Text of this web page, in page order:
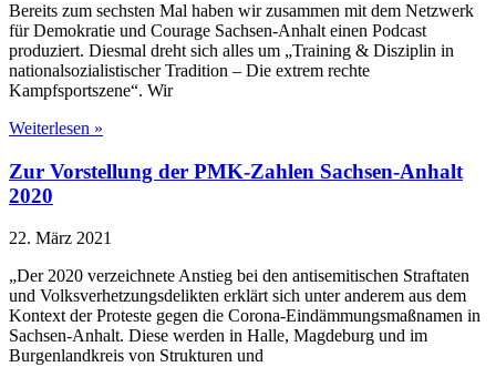
Bereits zum sechsten Mal haben wir zusammen mit dem Netzwerk
für Demokratie und Courage Sachsen-Anhalt einen Podcast
produziert. Diesmal dreht sich alles um „Training & Disziplin in
nationalsozialistischer Tradition – Die extrem rechte
Kampfsportszene“. Wir
Weiterlesen »
Zur Vorstellung der PMK-Zahlen Sachsen-Anhalt
2020
22. März 2021
„Der 2020 verzeichnete Anstieg bei den antisemitischen Straftaten
und Volksverhetzungsdelikten erklärt sich unter anderem aus dem
Kontext der Proteste gegen die Corona-Eindämmungsmaßnamen in
Sachsen-Anhalt. Diese werden in Halle, Magdeburg und im
Burgenlandkreis von Strukturen und